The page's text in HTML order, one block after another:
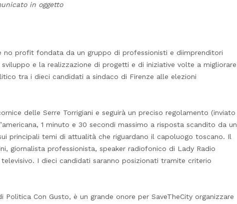
in oggetto
no profit fondata da un gruppo di professionisti e diimprenditori
e la realizzazione di progetti e di iniziative volte a migliorare
tra i dieci candidati a sindaco di Firenze alle elezioni
delle Serre Torrigiani e seguirà un preciso regolamento (inviato
1 minuto e 30 secondi massimo a risposta scandito da un
principali temi di attualità che riguardano il capoluogo toscano. Il
giornalista professionista, speaker radiofonico di Lady Radio
I dieci candidati saranno posizionati tramite criterio
Con Gusto, è un grande onore per SaveTheCity organizzare